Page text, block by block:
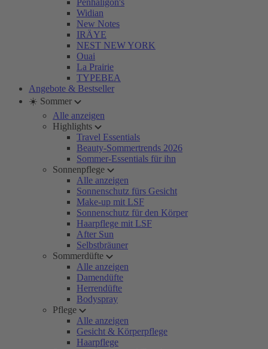
Penhaligon's
Widian
New Notes
IRÄYE
NEST NEW YORK
Ouai
La Prairie
TYPEBEA
Angebote & Bestseller
☀️ Sommer
Alle anzeigen
Highlights
Travel Essentials
Beauty-Sommertrends 2026
Sommer-Essentials für ihn
Sonnenpflege
Alle anzeigen
Sonnenschutz fürs Gesicht
Make-up mit LSF
Sonnenschutz für den Körper
Haarpflege mit LSF
After Sun
Selbstbräuner
Sommerdüfte
Alle anzeigen
Damendüfte
Herrendüfte
Bodyspray
Pflege
Alle anzeigen
Gesicht & Körperpflege
Haarpflege